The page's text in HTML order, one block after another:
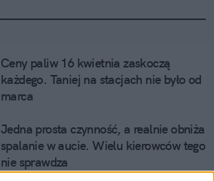
Ceny paliw 16 kwietnia zaskoczą
każdego. Taniej na stacjach nie było od
marca
Jedna prosta czynność, a realnie obniża
spalanie w aucie. Wielu kierowców tego
nie sprawdza